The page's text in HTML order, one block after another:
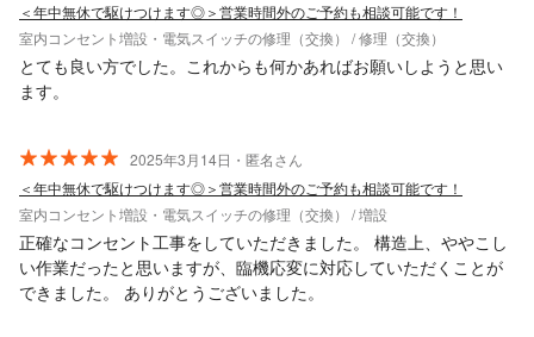
＜年中無休で駆けつけます◎＞営業時間外のご予約も相談可能です！
室内コンセント増設・電気スイッチの修理（交換） / 修理（交換）
とても良い方でした。これからも何かあればお願いしようと思い
ます。
2025年3月14日・匿名さん
＜年中無休で駆けつけます◎＞営業時間外のご予約も相談可能です！
室内コンセント増設・電気スイッチの修理（交換） / 増設
正確なコンセント工事をしていただきました。 構造上、ややこし
い作業だったと思いますが、臨機応変に対応していただくことが
できました。 ありがとうございました。